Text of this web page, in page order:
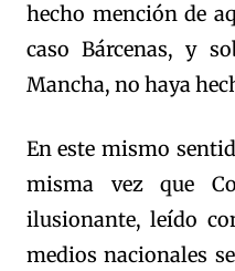
hecho mención de
caso Bárcenas, y
Mancha, no haya
En este mismo
misma vez que
ilusionante, leído
medios nacionales